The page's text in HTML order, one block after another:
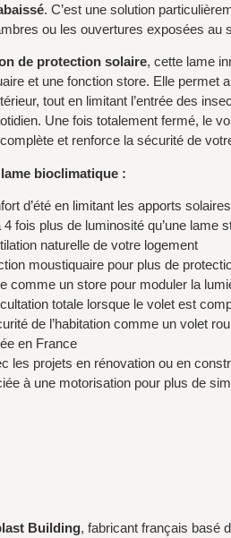
. C’est une solution
ou les ouvertures exposées au
de protection solaire, cette lame
et une fonction store. Elle permet
tout en limitant l’entrée des
Une fois totalement fermé, le
et renforce la sécurité de
bioclimatique :
d’été en limitant les apports
4 fois plus de luminosité qu’une lame
naturelle de votre logement
moustiquaire pour plus de
comme un store pour moduler la
totale lorsque le volet est
de l’habitation comme un volet
en France
les projets en rénovation ou en
à une motorisation pour plus de
Building, fabricant français basé